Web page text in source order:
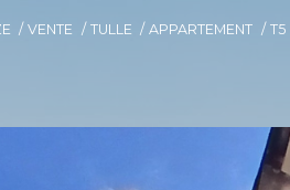
VENTE TULLE APPARTEMENT T5